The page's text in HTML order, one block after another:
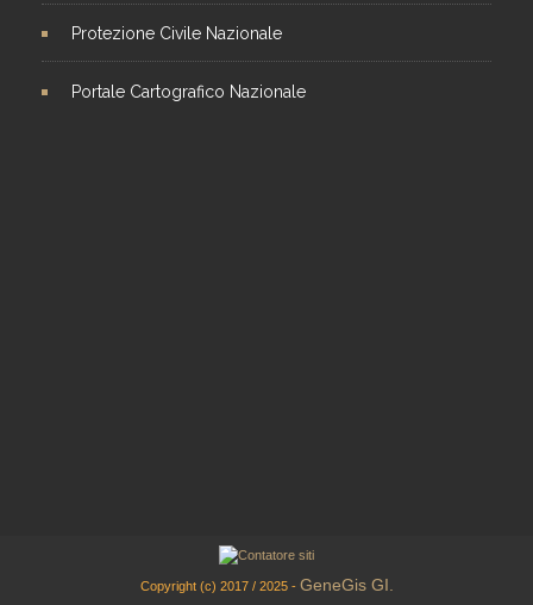
Protezione Civile Nazionale
Portale Cartografico Nazionale
Copyright (c) 2017 / 2025 - GeneGis GI.